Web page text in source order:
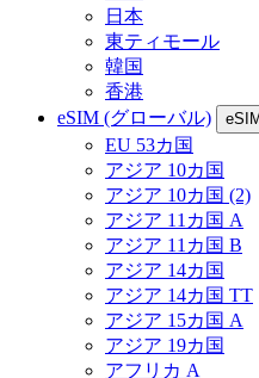
日本
東ティモール
韓国
香港
eSIM (グローバル)
EU 53カ国
アジア 10カ国
アジア 10カ国 (2)
アジア 11カ国 A
アジア 11カ国 B
アジア 14カ国
アジア 14カ国 TT
アジア 15カ国 A
アジア 19カ国
アフリカ A